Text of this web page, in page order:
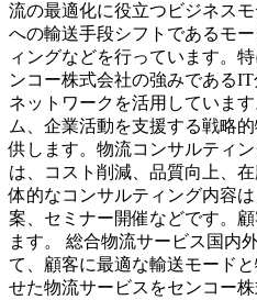
流の最適化に役立つビジネス
への輸送手段シフトであるモ
ィングなどを行っています。
ンコー株式会社の強みである
ネットワークを活用していま
ム、企業活動を支援する戦略
供します。物流コンサルティ
は、コスト削減、品質向上、
体的なコンサルティング内容
案、セミナー開催などです。
ます。 総合物流サービス国内
て、顧客に最適な輸送モード
せた物流サービスをセンコー